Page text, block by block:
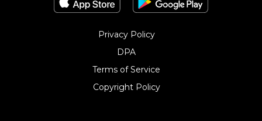
Privacy Policy
DPA
Terms of Service
Copyright Policy‎